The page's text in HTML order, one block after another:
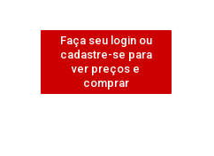
Faça seu login ou
cadastre-se para
ver preços e
comprar